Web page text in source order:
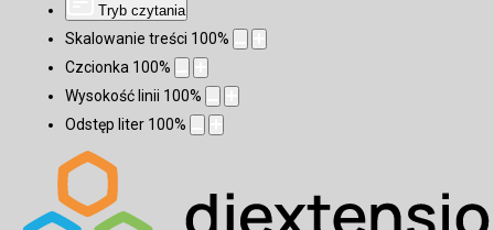
Tryb czytania
Skalowanie treści 100%
Czcionka 100%
Wysokość linii 100%
Odstęp liter 100%